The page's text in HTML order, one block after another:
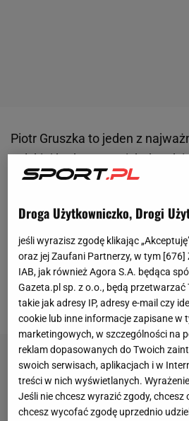
Piotr Gruszka to jeden z
polskiejkadry ostatnich
reprezentacją rozpoczynał w
olimpijskiew Atlancie rok
2011 (z wyjątkiem 2009 roku)
Światowej. Po sukcesach na
1996 i 1997 roku (mistrzostwo
juniorów) prawie dekadę
Droga Użytkowniczko, Drogi
jeśli wyrazisz zgodę klikając
oraz jej Zaufani Partnerzy, w tym [676]
IAB, jak również Agora S.A. będąca
Gazeta.pl sp. z o.o., będą przetwarzać
takie jak adresy IP, adresy e-mail czy
cookie lub inne informacje zapisane w
marketingowych, w szczególności na
reklam dopasowanych do Twoich
swoich serwisach, aplikacjach i w
treści w nich wyświetlanych.
Jeśli nie chcesz wyrazić zgody, chcesz
chcesz wycofać zgodę uprzednio